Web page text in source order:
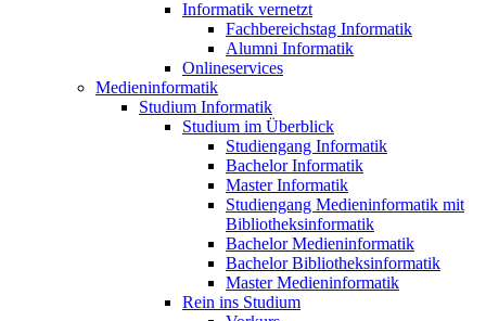
Informatik vernetzt
Fachbereichstag Informatik
Alumni Informatik
Onlineservices
Medieninformatik
Studium Informatik
Studium im Überblick
Studiengang Informatik
Bachelor Informatik
Master Informatik
Studiengang Medieninformatik mit
Bibliotheksinformatik
Bachelor Medieninformatik
Bachelor Bibliotheksinformatik
Master Medieninformatik
Rein ins Studium